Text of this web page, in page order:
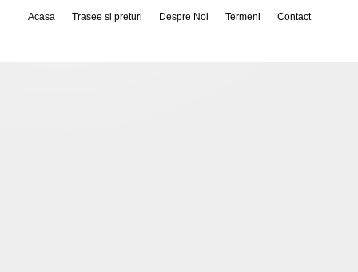
Acasa Trasee si preturi Despre Noi Termeni Contact